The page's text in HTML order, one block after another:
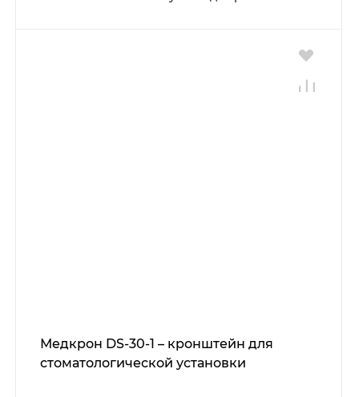
Медкрон DS-30-1 – кронштейн для
стоматологической установки